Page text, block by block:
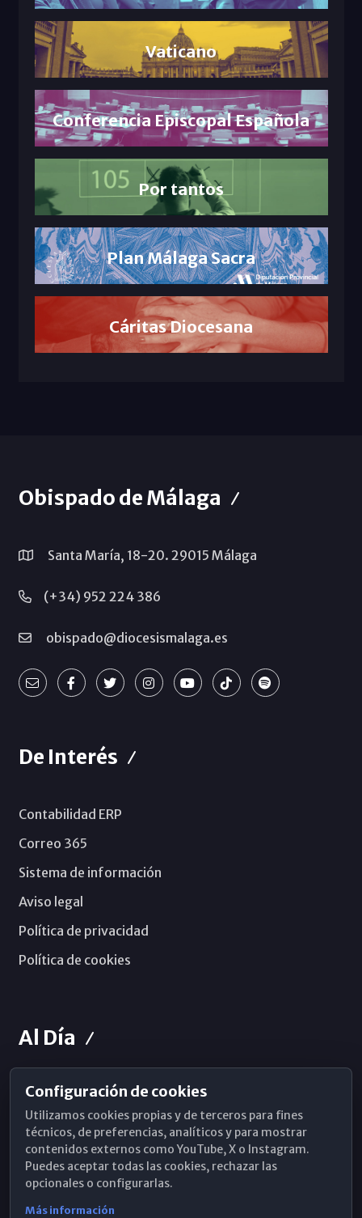
Vaticano
Conferencia Episcopal Española
Por tantos
Plan Málaga Sacra
Cáritas Diocesana
Obispado de Málaga
Santa María, 18-20. 29015 Málaga
(+34) 952 224 386
obispado@diocesismalaga.es
De Interés
Contabilidad ERP
Correo 365
Sistema de información
Aviso legal
Política de privacidad
Política de cookies
Al Día
Horarios de Misa
Hemeroteca
WhatsApp
Configuración de cookies
Utilizamos cookies propias y de terceros para fines
técnicos, de preferencias, analíticos y para mostrar
contenidos externos como YouTube, X o Instagram.
Puedes aceptar todas las cookies, rechazar las
opcionales o configurarlas.
Más información